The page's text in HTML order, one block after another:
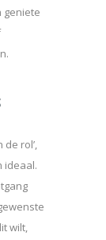
geniete
rol’,
ideaal.
wilt,